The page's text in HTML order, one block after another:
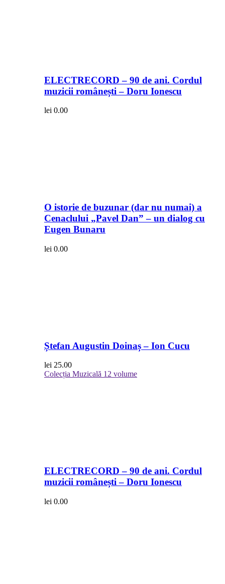
ELECTRECORD – 90 de ani. Cordul
muzicii românești – Doru Ionescu
lei 0.00
O istorie de buzunar (dar nu numai) a
Cenaclului „Pavel Dan” – un dialog cu
Eugen Bunaru
lei 0.00
Ștefan Augustin Doinaș – Ion Cucu
lei 25.00
Colecția Muzicală 12 volume
ELECTRECORD – 90 de ani. Cordul
muzicii românești – Doru Ionescu
lei 0.00